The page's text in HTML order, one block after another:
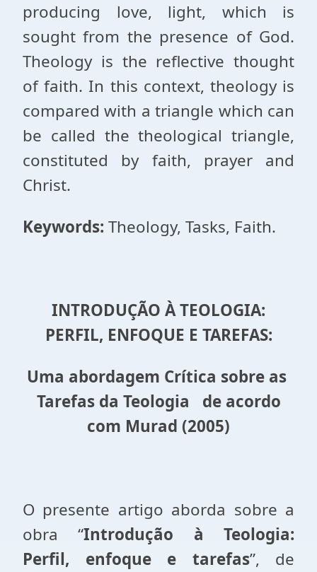
producing love, light, which is
sought from the presence of God.
Theology is the reflective thought
of faith. In this context, theology is
compared with a triangle which can
be called the theological triangle,
constituted by faith, prayer and
Christ.
Keywords: Theology, Tasks, Faith.
INTRODUÇÃO À TEOLOGIA:
PERFIL, ENFOQUE E TAREFAS:
Uma abordagem Crítica sobre as
Tarefasda Teologia de acordo
com Murad (2005)
O presente artigo aborda sobre a
obra “Introdução à Teologia:
Perfil, enfoque e tarefas”, de